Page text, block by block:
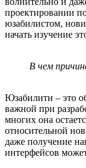
проектировании
юзабилистом,
начать изучение
В чем
Юзабилити – это
важной при
многих она
относительной
даже получение
интерфейсов